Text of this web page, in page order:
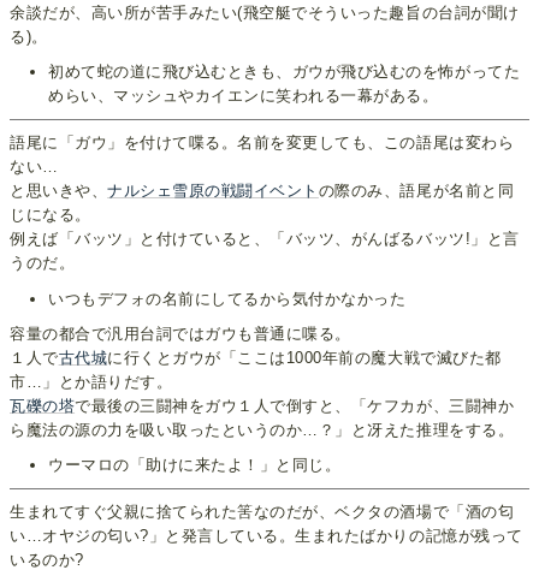
余談だが、高い所が苦手みたい(飛空艇でそういった趣旨の台詞が聞け
る)。
初めて蛇の道に飛び込むときも、ガウが飛び込むのを怖がってた
めらい、マッシュやカイエンに笑われる一幕がある。
語尾に「ガウ」を付けて喋る。名前を変更しても、この語尾は変わら
ない…
と思いきや、ナルシェ雪原の戦闘イベント の際のみ、語尾が名前と同
じになる。
例えば「バッツ」と付けていると、「バッツ、がんばるバッツ!」と言
うのだ。
いつもデフォの名前にしてるから気付かなかった
容量の都合で汎用台詞ではガウも普通に喋る。
１人で古代城に行くとガウが「ここは1000年前の魔大戦で滅びた都
市…」とか語りだす。
瓦礫の塔で最後の三闘神をガウ１人で倒すと、「ケフカが、三闘神か
ら魔法の源の力を吸い取ったというのか…？」と冴えた推理をする。
ウーマロの「助けに来たよ！」と同じ。
生まれてすぐ父親に捨てられた筈なのだが、ベクタの酒場で「酒の匂
い…オヤジの匂い?」と発言している。生まれたばかりの記憶が残って
いるのか?